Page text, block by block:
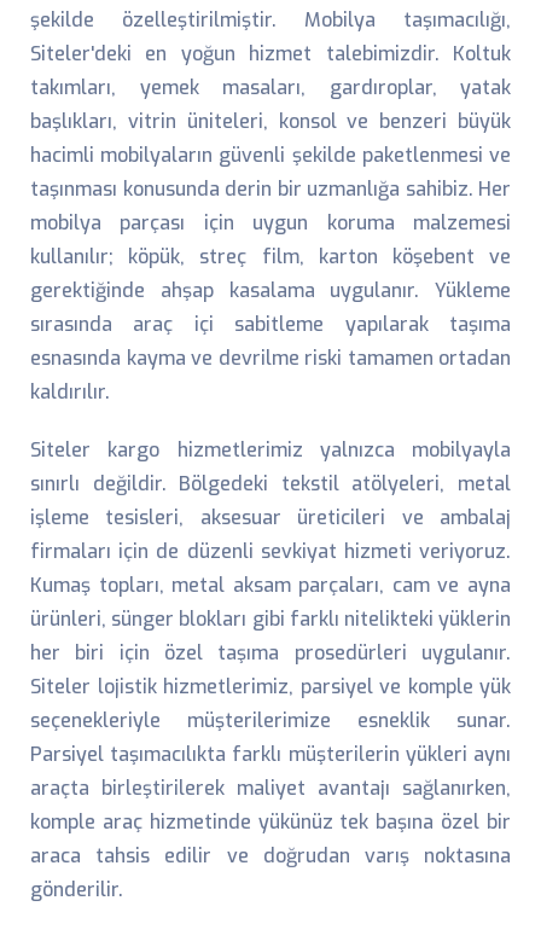
şekilde özelleştirilmiştir. Mobilya taşımacılığı,
Siteler'deki en yoğun hizmet talebimizdir. Koltuk
takımları, yemek masaları, gardıroplar, yatak
başlıkları, vitrin üniteleri, konsol ve benzeri büyük
hacimli mobilyaların güvenli şekilde paketlenmesi ve
taşınması konusunda derin bir uzmanlığa sahibiz. Her
mobilya parçası için uygun koruma malzemesi
kullanılır; köpük, streç film, karton köşebent ve
gerektiğinde ahşap kasalama uygulanır. Yükleme
sırasında araç içi sabitleme yapılarak taşıma
esnasında kayma ve devrilme riski tamamen ortadan
kaldırılır.
Siteler kargo hizmetlerimiz yalnızca mobilyayla
sınırlı değildir. Bölgedeki tekstil atölyeleri, metal
işleme tesisleri, aksesuar üreticileri ve ambalaj
firmaları için de düzenli sevkiyat hizmeti veriyoruz.
Kumaş topları, metal aksam parçaları, cam ve ayna
ürünleri, sünger blokları gibi farklı nitelikteki yüklerin
her biri için özel taşıma prosedürleri uygulanır.
Siteler lojistik hizmetlerimiz, parsiyel ve komple yük
seçenekleriyle müşterilerimize esneklik sunar.
Parsiyel taşımacılıkta farklı müşterilerin yükleri aynı
araçta birleştirilerek maliyet avantajı sağlanırken,
komple araç hizmetinde yükünüz tek başına özel bir
araca tahsis edilir ve doğrudan varış noktasına
gönderilir.